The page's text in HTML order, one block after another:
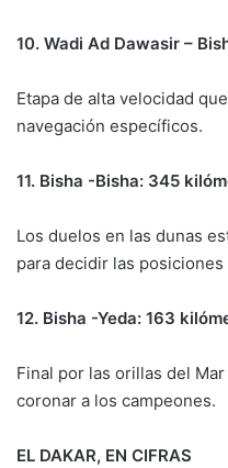
10. Wadi Ad Dawasir –
Etapa de alta velocidad
navegación específicos.
11. Bisha -Bisha: 345
Los duelos en las dunas
para decidir las posiciones
12. Bisha -Yeda: 163
Final por las orillas del
coronar a los campeones.
EL DAKAR, EN CIFRAS